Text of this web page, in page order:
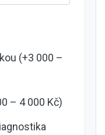
(+3 000 –
– 4 000 Kč)